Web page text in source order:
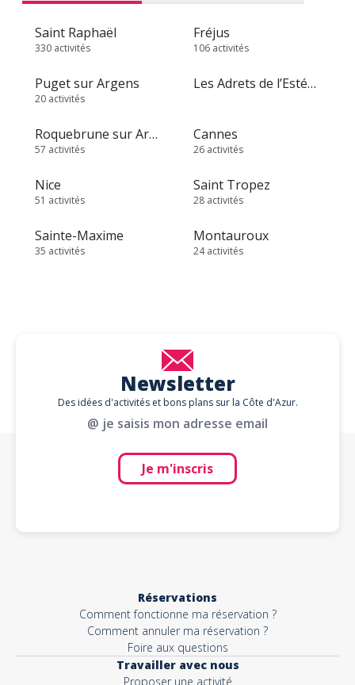
Saint Raphaël
330 activités
Fréjus
106 activités
Puget sur Argens
20 activités
Les Adrets de l’Estérel
Roquebrune sur Argens
57 activités
Cannes
26 activités
Nice
51 activités
Saint Tropez
28 activités
Sainte-Maxime
35 activités
Montauroux
24 activités
Newsletter
Des idées d'activités et bons plans sur la Côte d'Azur.
@ je saisis mon adresse email
Je m'inscris
Réservations
Comment fonctionne ma réservation ?
Comment annuler ma réservation ?
Foire aux questions
Travailler avec nous
Proposer une activité